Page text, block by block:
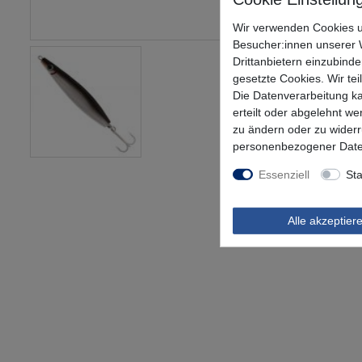
Wir verwenden Cookies
Besucher:innen unserer
Drittanbietern
gesetzte Cookies. Wir
Die Datenverarbeitung
erteilt oder abgelehnt
zu ändern oder zu
personenbezogener
Essenziell
Alle